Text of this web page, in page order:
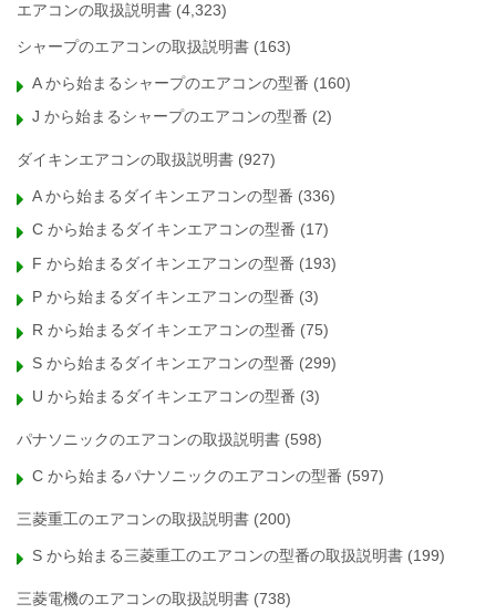
エアコンの取扱説明書 (4,323)
シャープのエアコンの取扱説明書 (163)
A から始まるシャープのエアコンの型番 (160)
J から始まるシャープのエアコンの型番 (2)
ダイキンエアコンの取扱説明書 (927)
A から始まるダイキンエアコンの型番 (336)
C から始まるダイキンエアコンの型番 (17)
F から始まるダイキンエアコンの型番 (193)
P から始まるダイキンエアコンの型番 (3)
R から始まるダイキンエアコンの型番 (75)
S から始まるダイキンエアコンの型番 (299)
U から始まるダイキンエアコンの型番 (3)
パナソニックのエアコンの取扱説明書 (598)
C から始まるパナソニックのエアコンの型番 (597)
三菱重工のエアコンの取扱説明書 (200)
S から始まる三菱重工のエアコンの型番の取扱説明書 (199)
三菱電機のエアコンの取扱説明書 (738)